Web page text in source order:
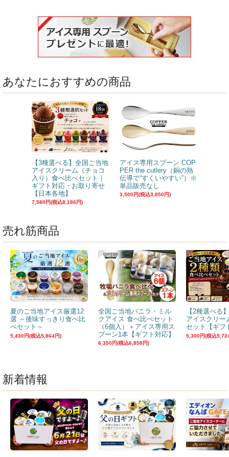
あなたにおすすめの商品
【3種選べる】全国ご当地
アイスクリーム（チョコ
入り）食べ比べセット｜
ギフト対応・お取り寄せ
【日本各地】
7,580円(税込8,186円)
アイス専用スプーン COP
PER the cutlery（銅の熱
伝導で“すくいやすい”）※
単品販売なし
3,500円(税込3,850円)
売れ筋商品
夏のご当地アイス厳選12
選 ～後味すっきり食べ比
べセット～
5,430円(税込5,864円)
全国ご当地バニラ・ミル
クアイス 食べ比べセット
（6個入）＋アイス専用ス
プーン1本【ギフト対応】
6,350円(税込6,858円)
【2種選べる
アイスクリー
セット【ギフ
5,300円(税込
新着情報